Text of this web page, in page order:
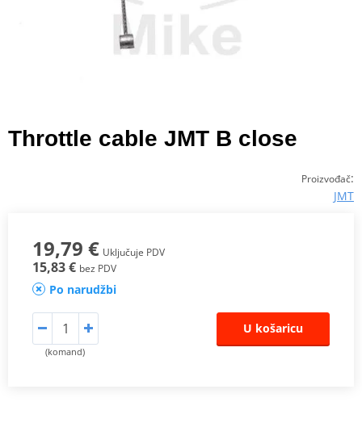
Throttle cable JMT B close
Proizvođač:
JMT
19,79 € Uključuje PDV
15,83 € bez PDV
Po narudžbi
(komand)
U košaricu